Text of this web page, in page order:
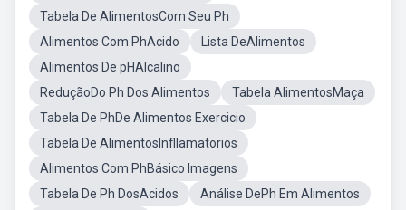
Tabela De AlimentosCom Seu Ph
Alimentos Com PhAcido
Lista DeAlimentos
Alimentos De pHAlcalino
ReduçãoDo Ph Dos Alimentos
Tabela AlimentosMaça
Tabela De PhDe Alimentos Exercicio
Tabela De AlimentosInfllamatorios
Alimentos Com PhBásico Imagens
Tabela De Ph DosAcidos
Análise DePh Em Alimentos